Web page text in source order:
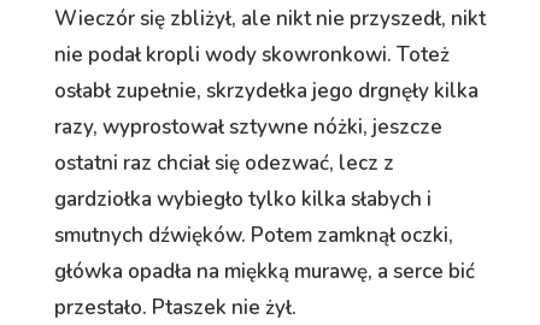
Wieczór się zbliżył, ale nikt nie przyszedł, nikt
nie podał kropli wody skowronkowi. Toteż
osłabł zupełnie, skrzydełka jego drgnęły kilka
razy, wyprostował sztywne nóżki, jeszcze
ostatni raz chciał się odezwać, lecz z
gardziołka wybiegło tylko kilka słabych i
smutnych dźwięków. Potem zamknął oczki,
główka opadła na miękką murawę, a serce bić
przestało. Ptaszek nie żył.